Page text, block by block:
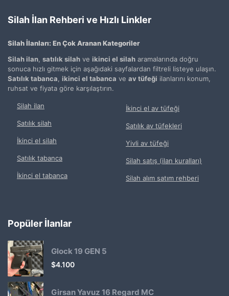
Silah İlan Rehberi ve Hızlı Linkler
Silah İlanları: En Çok Aranan Kategoriler
Silah ilan satılık silah ve ikinci el silah aramalarında doğru
sonuca hızlı gitmek için aşağıdaki sayfalardan filtreli listeye ulaşın.
Satılık tabanca ikinci el tabanca ve av tüfeği ilanlarını konum,
ruhsat ve fiyata göre karşılaştırın.
Silah ilan
Satılık silah
İkinci el silah
Satılık tabanca
İkinci el tabanca
İkinci el av tüfeği
Satılık av tüfekleri
Yivli av tüfeği
Silah satış (ilan kuralları)
Silah alım satım rehberi
Popüler İlanlar
Glock 19 GEN 5
$4.100
Girsan Yavuz 16 Regard MC